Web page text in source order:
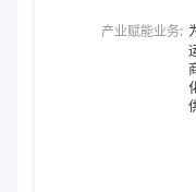
产业赋能业务: